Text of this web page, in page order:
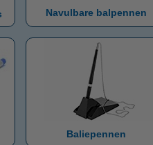
Navulbare balpennen
Baliepennen